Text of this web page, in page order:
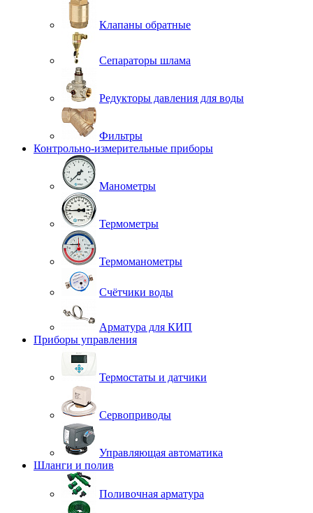
Клапаны обратные
Сепараторы шлама
Редукторы давления для воды
Фильтры
Контрольно-измерительные приборы
Манометры
Термометры
Термоманометры
Счётчики воды
Арматура для КИП
Приборы управления
Термостаты и датчики
Сервоприводы
Управляющая автоматика
Шланги и полив
Поливочная арматура